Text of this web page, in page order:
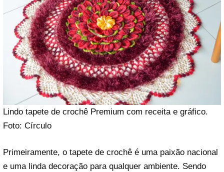
Lindo tapete de crochê Premium com receita e gráfico.
Foto: Círculo
Primeiramente, o tapete de crochê é uma paixão nacional
e uma linda decoração para qualquer ambiente. Sendo